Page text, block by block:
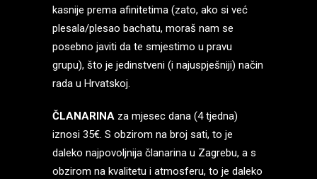
kasnije prema afinitetima (zato, ako si već
plesala/plesao bachatu, moraš nam se
posebno javiti da te smjestimo u pravu
grupu), što je jedinstveni (i najuspješniji) način
rada u Hrvatskoj.
ČLANARINA za mjesec dana (4 tjedna)
iznosi 35€. S obzirom na broj sati, to je
daleko najpovoljnija članarina u Zagrebu, a s
obzirom na kvalitetu i atmosferu, to je daleko